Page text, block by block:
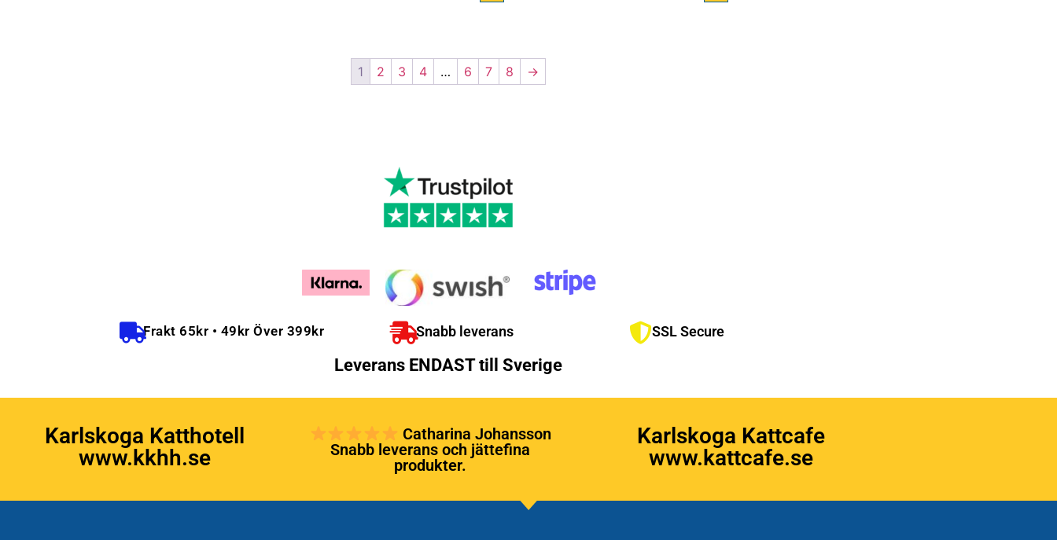
1 2 3 4 … 6 7 8 →
Frakt 65kr • 49kr Över 399kr Snabb leverans SSL Secure
Leverans ENDAST till Sverige
Karlskoga Katthotell
www.kkhh.se
Catharina Johansson
Snabb leverans och jättefina
produkter.
Karlskoga Kattcafe
www.kattcafe.se